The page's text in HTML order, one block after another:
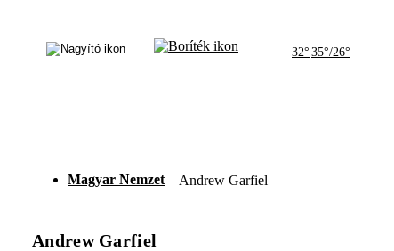
32° 35°/26°
Magyar Nemzet Andrew Garfiel
Andrew Garfiel